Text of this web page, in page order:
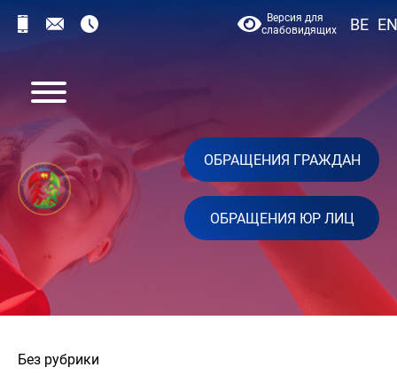
Версия для
слабовидящих
BE EN
ОБРАЩЕНИЯ ГРАЖДАН
ОБРАЩЕНИЯ ЮР ЛИЦ
Без рубрики